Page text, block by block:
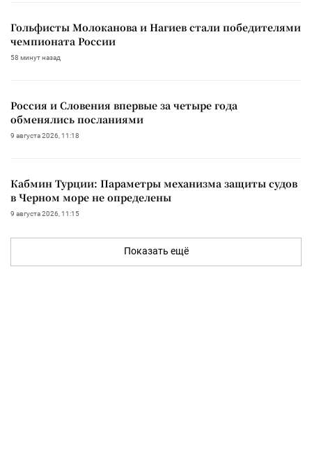
Гольфисты Молоканова и Нагиев стали победителями
чемпионата России
58 минут назад
Россия и Словения впервые за четыре года
обменялись посланиями
9 августа 2026, 11:18
Кабмин Турции: Параметры механизма защиты судов
в Черном море не определены
9 августа 2026, 11:15
Показать ещё